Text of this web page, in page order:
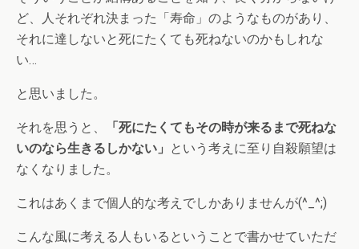
ど、人それぞれ決まった「寿命」のようなものがあり、
それに達しないと死にたくても死ねないのかもしれな
い…
と思いました。
それを思うと、
「死にたくてもその時が来るまで死ねな
いのなら生きるしかない」 という考えに至り自殺願望は
なくなりました。
これはあくまで個人的な考えでしかありませんが(^_^;)
こんな風に考える人もいるということで書かせていただ